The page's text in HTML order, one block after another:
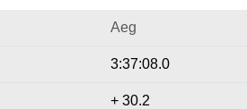
Aeg
3:37:08.0
+ 30.2